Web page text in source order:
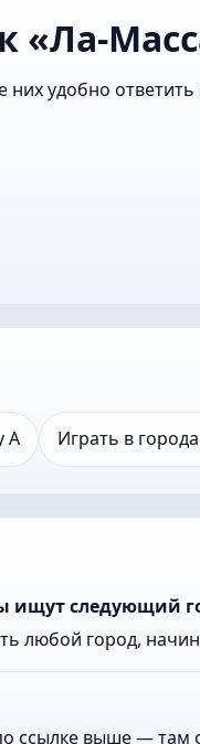
«Ла-
удобно
А Играть в
ищут следующий
любой город,
ссылке выше — там